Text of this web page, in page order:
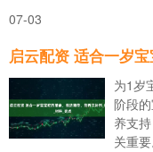
07-03
为1岁
阶段
养支
关重